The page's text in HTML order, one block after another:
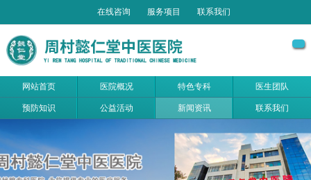
在线咨询 服务项目 联系我们
网站首页 医院概况 特色专科 医生团队
预防知识 公益活动 新闻资讯 联系我们